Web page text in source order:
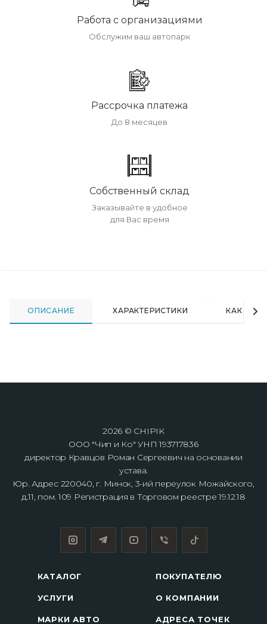
Работа с организациями
Обслужим ваш автопарк
Рассрочка платежа
До 8 месяцев
Собственный склад
Заказывайте в удобное
для Вас время
ОПИСАНИЕ ХАРАКТЕРИСТИКИ КАК
2026 © CHIPIK
ООО "Чип и Ко" УНП 193717836
директор Кравцов Роман Сергеевич на основании
устава.
Юр. Адрес 220040, г. Минск, 3-ий переулок Можайского,
д.11, пом. 109 Регистрация в Торговом реестре 19.12.18
КАТАЛОГ
УСЛУГИ
МАРКИ АВТО
ПОКУПАТЕЛЮ
О КОМПАНИИ
АДРЕСА ТОЧЕК